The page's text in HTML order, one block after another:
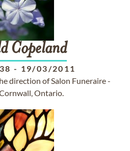
Copeland
- 19/03/2011
direction of Salon Funeraire -
Ontario.